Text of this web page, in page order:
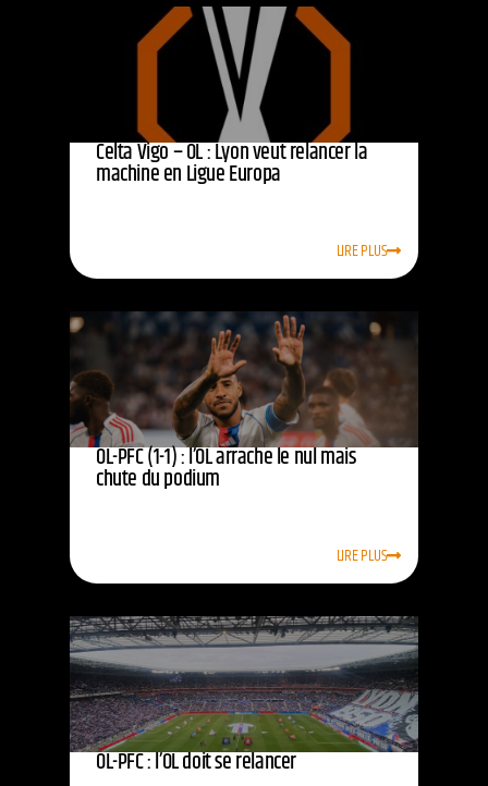
Celta Vigo – OL : Lyon veut relancer la
machine en Ligue Europa
LIRE PLUS
OL-PFC (1-1) : l’OL arrache le nul mais
chute du podium
LIRE PLUS
OL-PFC : l’OL doit se relancer